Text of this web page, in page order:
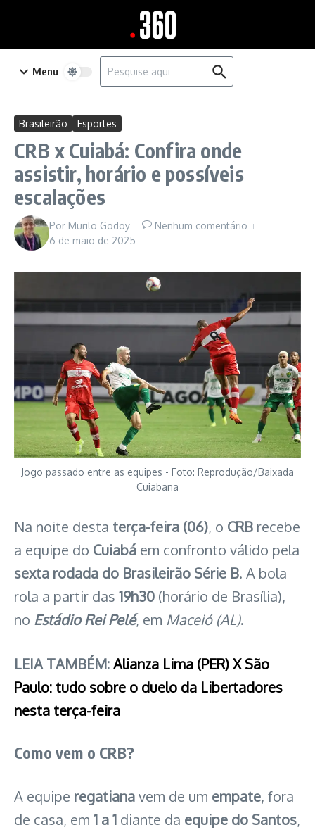
Menu
Procurar por:
Brasileirão Esportes
CRB x Cuiabá: Confira onde
assistir, horário e possíveis
escalações
Por Murilo Godoy
Nenhum comentário
6 de maio de 2025
Jogo passado entre as equipes - Foto: Reprodução/Baixada
Cuiabana
Na noite desta terça-feira (06), o CRB recebe
a equipe do Cuiabá em confronto válido pela
sexta rodada do Brasileirão Série B. A bola
rola a partir das 19h30 (horário de Brasília),
no Estádio Rei Pelé, em Maceió (AL).
LEIA TAMBÉM:Alianza Lima (PER) X São
Paulo: tudo sobre o duelo da Libertadores
nesta terça-feira
Como vem o CRB?
A equipe regatianavem de um empate, fora
de casa, em 1 a 1 diante da equipe do Santos,